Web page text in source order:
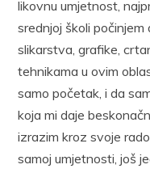
likovnu umjetnost,
srednjoj školi
slikarstva, grafike,
tehnikama u ovim
samo početak, i da
koja mi daje
izrazim kroz svoje
samoj umjetnosti, još